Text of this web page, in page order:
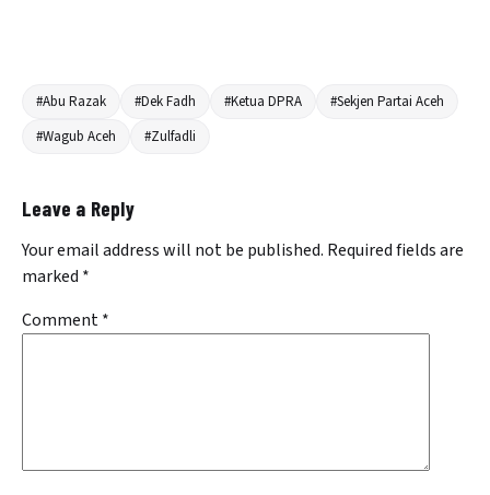
#Abu Razak #Dek Fadh #Ketua DPRA
#Sekjen Partai Aceh
#Wagub Aceh
#Zulfadli
Leave a Reply
Your email address will not be published. Required fields are
marked *
Comment*